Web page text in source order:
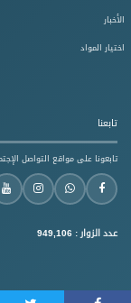
الأخبار
اختيار المواد
تابعنا
تابعونا على مواقع التواصل
عدد الزوار : 949,106